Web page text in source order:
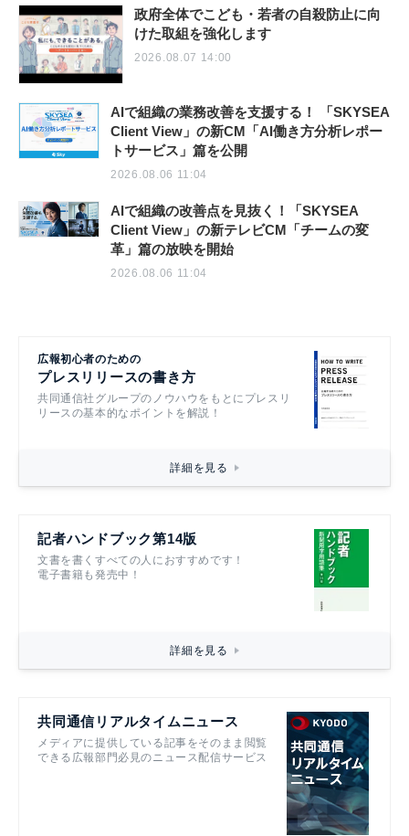
政府全体でこども・若者の自殺防止に向
けた取組を強化します
2026.08.07 14:00
AIで組織の業務改善を支援する！ 「SKYSEA
Client View」の新CM「AI働き方分析レポー
トサービス」篇を公開
2026.08.06 11:04
AIで組織の改善点を見抜く！「SKYSEA
Client View」の新テレビCM「チームの変
革」篇の放映を開始
2026.08.06 11:04
広報初心者のための
プレスリリースの書き方
共同通信社グループのノウハウをもとにプレスリ
リースの基本的なポイントを解説！
詳細を見る
記者ハンドブック第14版
文書を書くすべての人におすすめです！
電子書籍も発売中！
詳細を見る
共同通信リアルタイムニュース
メディアに提供している記事をそのまま閲覧
できる広報部門必見のニュース配信サービス